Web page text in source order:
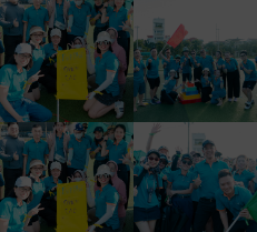
toán tổng hợp
toán nguồn vốn
soát
duyệt tín dụng_Ban Giám